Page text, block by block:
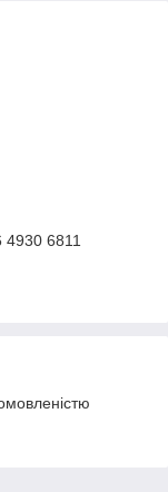
4930 6811